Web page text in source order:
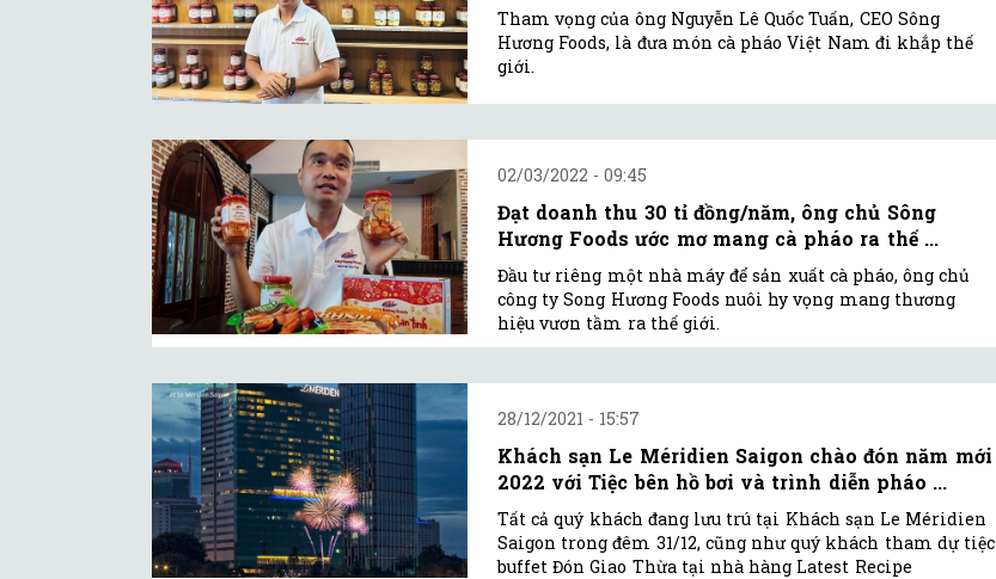
Tham vọng của ông Nguyễn Lê Quốc Tuấn, CEO Sông
Hương Foods, là đưa món cà pháo Việt Nam đi khắp thế
giới.
02/03/2022 - 09:45
Đạt doanh thu 30 tỉ đồng/năm, ông chủ Sông
Hương Foods ước mơ mang cà pháo ra thế ...
Đầu tư riêng một nhà máy để sản xuất cà pháo, ông chủ
công ty Song Hương Foods nuôi hy vọng mang thương
hiệu vươn tầm ra thế giới.
28/12/2021 - 15:57
Khách sạn Le Méridien Saigon chào đón năm mới
2022 với Tiệc bên hồ bơi và trình diễn pháo ...
Tất cả quý khách đang lưu trú tại Khách sạn Le Méridien
Saigon trong đêm 31/12, cũng như quý khách tham dự tiệc
buffet Đón Giao Thừa tại nhà hàng Latest Recipe